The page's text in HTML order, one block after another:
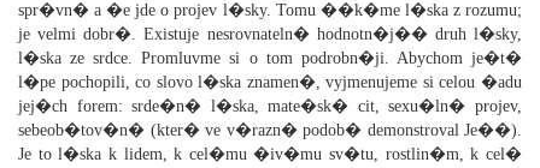
spr�vn� a �e jde o projev l�sky. Tomu ��k�me l�ska z rozumu;
je velmi dobr�. Existuje nesrovnateln� hodnotn�j�� druh l�sky,
l�ska ze srdce. Promluvme si o tom podrobn�ji. Abychom je�t�
l�pe pochopili, co slovo l�ska znamen�, vyjmenujeme si celou �adu
jej�ch forem: srde�n� l�ska, mate�sk� cit, sexu�ln� projev,
sebeob�tov�n� (kter� ve v�razn� podob� demonstroval Je��).
Je to l�ska k lidem, k cel�mu �iv�mu sv�tu, rostlin�m, k cel�